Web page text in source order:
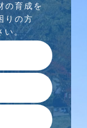
の育成を
りの⽅
い。